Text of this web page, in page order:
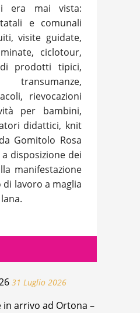
era mai vista:
e comunali
visite guidate,
ciclotour,
prodotti tipici,
rievocazioni
per bambini,
didattici, knit
Gomitolo Rosa
disposizione dei
manifestazione
lavoro a maglia
31 Luglio 2026
in arrivo ad Ortona –